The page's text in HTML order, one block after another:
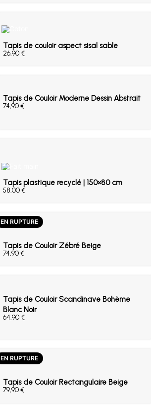
Tapis de couloir aspect sisal sable
€
Tapis de Couloir Moderne Dessin Abstrait
€
Tapis plastique recyclé | 150×80 cm
€
EN RUPTURE
Tapis de Couloir Zébré Beige
€
Tapis de Couloir Scandinave Bohème
Blanc Noir
€
EN RUPTURE
Tapis de Couloir Rectangulaire Beige
€